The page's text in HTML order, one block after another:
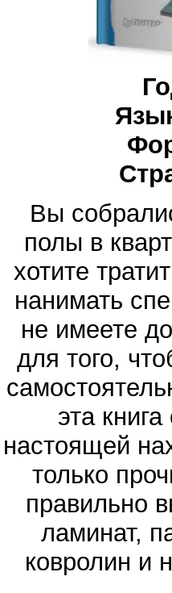
Вы
полы в
хотите
нанимать
не имеете
для того,
эта
настоящей
только
правильно
ламинат,
ковролин и